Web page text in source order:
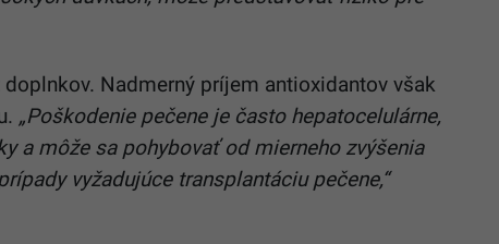
Nadmerný príjem antioxidantov však
„Poškodenie pečene je často hepatocelulárne,
a môže sa pohybovať od mierneho zvýšenia
vyžadujúce transplantáciu pečene,“